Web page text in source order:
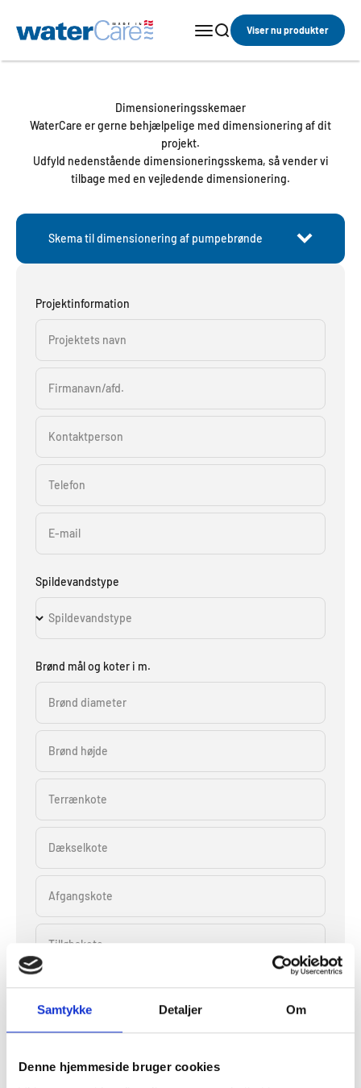
Samtykke Detaljer Om
Denne hjemmeside bruger cookies
WaterCare
Åbn navigationsmenu
Åbn søgefunktion
Viser nu produkter
Dimensioneringsskemaer
WaterCare er gerne behjælpelige med dimensionering af dit
projekt.
Udfyld nedenstående dimensioneringsskema, så vender vi
tilbage med en vejledende dimensionering.
Skema til dimensionering af pumpebrønde
Projektinformation
Projektets navn
Firmanavn/afd.
Kontaktperson
Telefon
E-mail
Spildevandstype
Spildevandstype
Brønd mål og koter i m.
Brønd diameter
Brønd højde
Terrænkote
Dækselkote
Afgangskote
Tilløbskote
Bundkote
Pumpeinformation
Antal pumper pr. brønd